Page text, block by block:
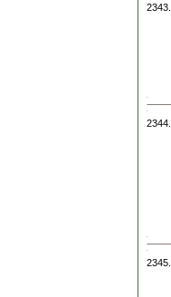
2343.
2344.
2345.